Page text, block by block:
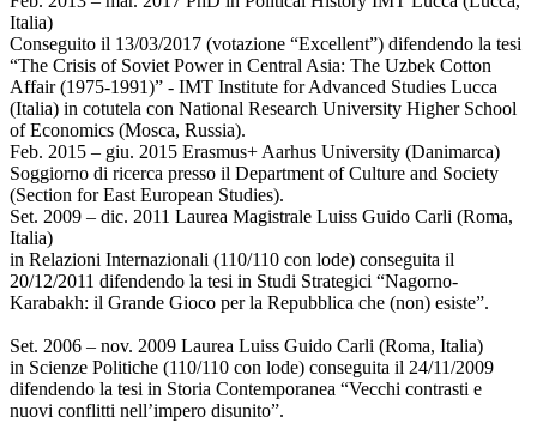
Italia)
Conseguito il 13/03/2017 (votazione “Excellent”) difendendo la tesi
“The Crisis of Soviet Power in Central Asia: The Uzbek Cotton
Affair (1975-1991)” - IMT Institute for Advanced Studies Lucca
(Italia) in cotutela con National Research University Higher School
of Economics (Mosca, Russia).
Feb. 2015 – giu. 2015 Erasmus+ Aarhus University (Danimarca)
Soggiorno di ricerca presso il Department of Culture and Society
(Section for East European Studies).
Set. 2009 – dic. 2011 Laurea Magistrale Luiss Guido Carli (Roma,
Italia)
in Relazioni Internazionali (110/110 con lode) conseguita il
20/12/2011 difendendo la tesi in Studi Strategici “Nagorno-
Karabakh: il Grande Gioco per la Repubblica che (non) esiste”.
Set. 2006 – nov. 2009 Laurea Luiss Guido Carli (Roma, Italia)
in Scienze Politiche (110/110 con lode) conseguita il 24/11/2009
difendendo la tesi in Storia Contemporanea “Vecchi contrasti e
nuovi conflitti nell’impero disunito”.